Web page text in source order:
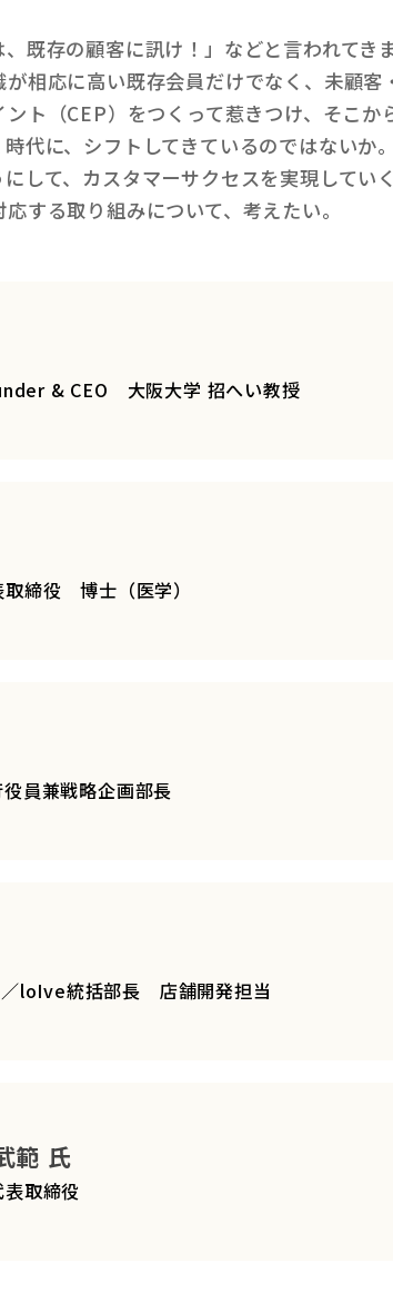
既存の顧客に訊け！」などと言われて
相応に高い既存会員だけでなく、未顧
ト（CEP）をつくって惹きつけ、そこ
代に、シフトしてきているのではないか。
して、カスタマーサクセスを実現して
する取り組みについて、考えたい。
& CEO 大阪大学 招へい教授
取締役 博士（医学）
役員兼戦略企画部長
／loIve統括部長 店舗開発担当
範 氏
表取締役